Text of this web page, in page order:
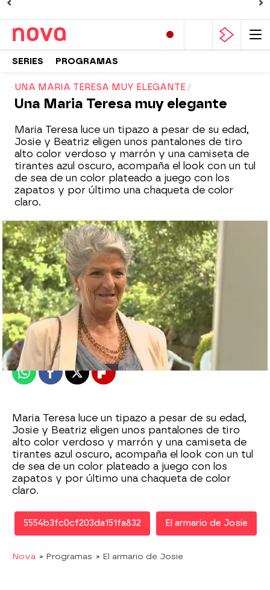
SERIES PROGRAMAS
UNA MARIA TERESA MUY ELEGANTE
Una Maria Teresa muy elegante
Maria Teresa luce un tipazo a pesar de su edad,
Josie y Beatriz eligen unos pantalones de tiro
alto color verdoso y marrón y una camiseta de
tirantes azul oscuro, acompaña el look con un tul
de sea de un color plateado a juego con los
zapatos y por último una chaqueta de color
claro.
Nova
Publicado: 18 de octubre de 2010, 15:32
WhatsappFacebook
X Flipboard
Maria Teresa luce un tipazo a pesar de su edad,
Josie y Beatriz eligen unos pantalones de tiro
alto color verdoso y marrón y una camiseta de
tirantes azul oscuro, acompaña el look con un tul
de sea de un color plateado a juego con los
zapatos y por último una chaqueta de color
claro.
5554b3fc0cf203da151fa832 El armario de Josie
Nova » Programas » El armario de Josie